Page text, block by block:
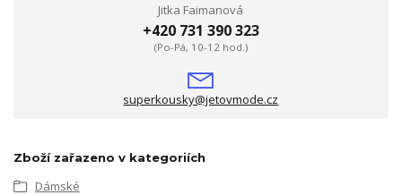
Jitka Faimanová
+420 731 390 323
(Po-Pá, 10-12 hod.)
superkousky@jetovmode.cz
Zboží zařazeno v kategoriích
Dámské